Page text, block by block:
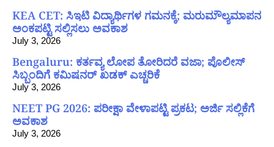
KEA CET: ಸಿಇಟಿ ವಿದ್ಯಾರ್ಥಿಗಳ ಗಮನಕ್ಕೆ; ಮರುಮೌಲ್ಯಮಾಪನ
ಅಂಕಪಟ್ಟಿ ಸಲ್ಲಿಸಲು ಅವಕಾಶ
July 3, 2026
Bengaluru: ಕರ್ತವ್ಯ ಲೋಪ ತೋರಿದರೆ ವಜಾ; ಪೊಲೀಸ್
ಸಿಬ್ಬಂದಿಗೆ ಕಮಿಷನರ್ ಖಡಕ್ ಎಚ್ಚರಿಕೆ
July 3, 2026
NEET PG 2026: ಪರೀಕ್ಷಾ ವೇಳಾಪಟ್ಟಿ ಪ್ರಕಟ; ಅರ್ಜಿ ಸಲ್ಲಿಕೆಗೆ
ಅವಕಾಶ
July 3, 2026